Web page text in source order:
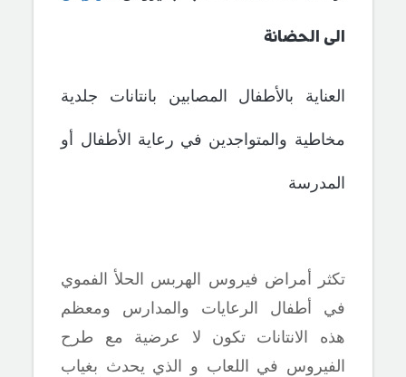
الى الحضانة
العناية بالأطفال المصابين بانتانات جلدية
مخاطية والمتواجدين في رعاية الأطفال أو
المدرسة
تكثر أمراض فيروس الهربس الحلأ الفموي
في أطفال الرعايات والمدارس ومعظم
هذه الانتانات تكون لا عرضية مع طرح
الفيروس في اللعاب و الذي يحدث بغياب